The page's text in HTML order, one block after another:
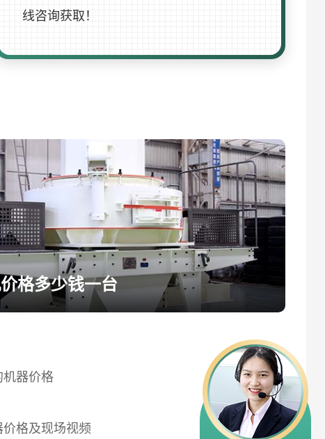
线咨询获取！
格多少钱一台
2019-02-13
器价格
2019-02-13
格及现场视频